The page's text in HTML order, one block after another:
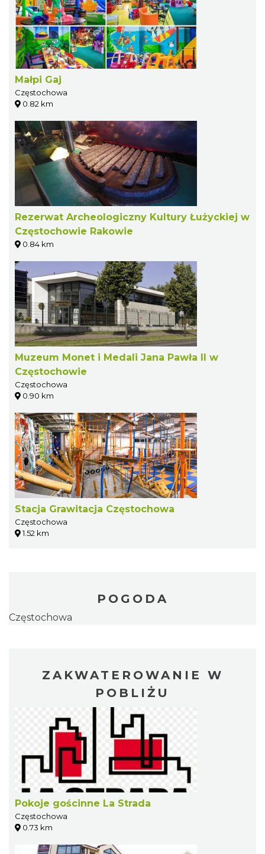
Małpi Gaj
Częstochowa
0.82 km
Rezerwat Archeologiczny Kultury Łużyckiej w
Częstochowie Rakowie
0.84 km
Muzeum Monet i Medali Jana Pawła II w
Częstochowie
Częstochowa
0.90 km
Stacja Grawitacja Częstochowa
Częstochowa
1.52 km
POGODA
Częstochowa
ZAKWATEROWANIE W
POBLIŻU
Pokoje gościnne La Strada
Częstochowa
0.73 km